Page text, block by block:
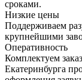
сроками.
Низкие цены
Поддерживаем
крупнейшими
Оперативность
Комплектуем
Екатеринбурга